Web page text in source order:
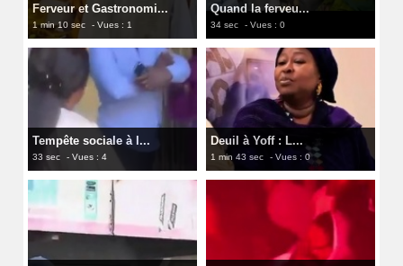
Ferveur et Gastronomi...
1 min 10 sec - Vues : 1
Quand la ferveu...
34 sec - Vues : 0
Tempête sociale à l...
33 sec - Vues : 4
Deuil à Yoff : L...
1 min 43 sec - Vues : 0